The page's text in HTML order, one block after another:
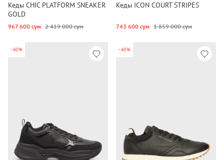
Кеды CHIC PLATFORM SNEAKER
GOLD
967 600 сум 2 419 000 сум
Кеды ICON COURT STRIPES
743 600 сум 1 859 000 сум
-60% -60%